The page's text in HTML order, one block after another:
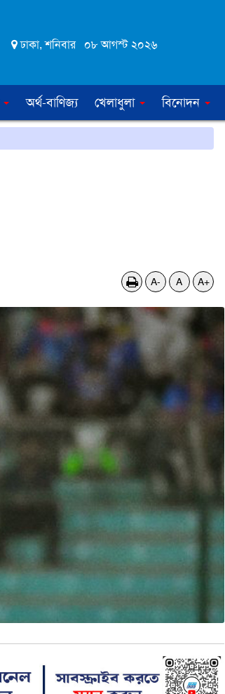
ঢাকা, শনিবার ০৮ আগস্ট ২০২৬
অর্থ-বাণিজ্য খেলাধুলা বিনোদন
A- A A+